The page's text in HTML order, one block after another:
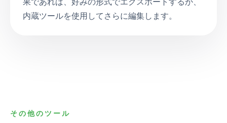
内蔵ツールを使用してさらに編集します。
その他のツール